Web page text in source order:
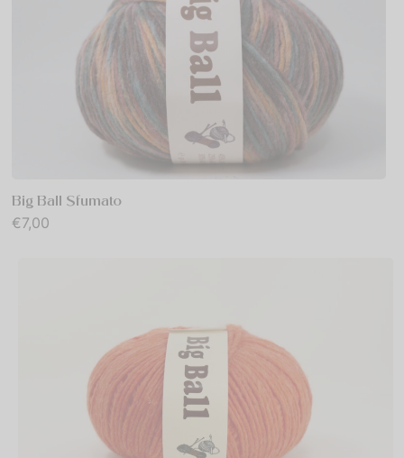
Big Ball Sfumato
€7,00